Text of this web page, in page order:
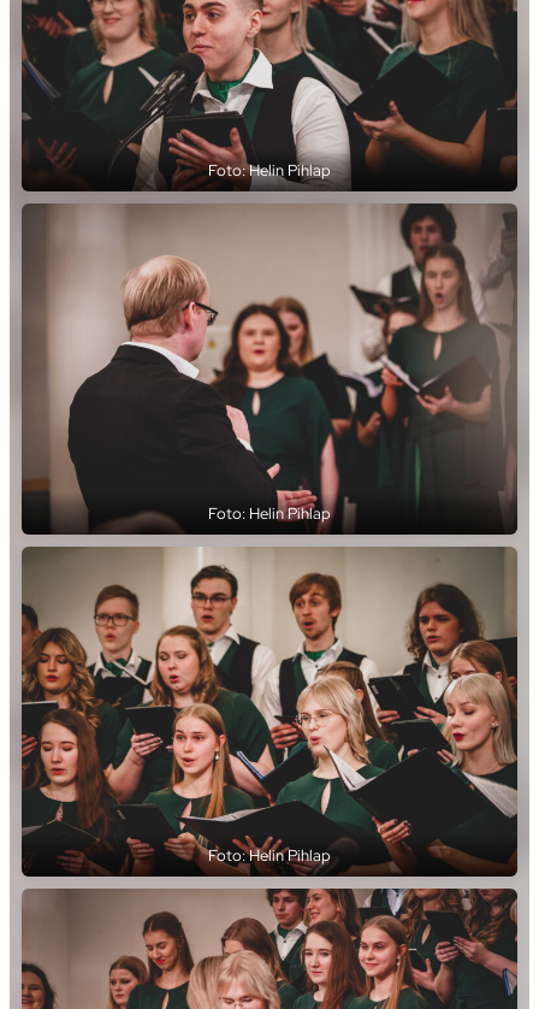
Foto: Helin Pihlap
Foto: Helin Pihlap
Foto: Helin Pihlap